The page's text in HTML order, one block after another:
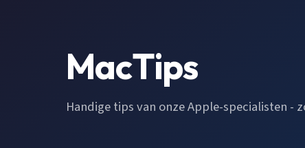
MacTips
Handige tips van onze Apple-specialisten -